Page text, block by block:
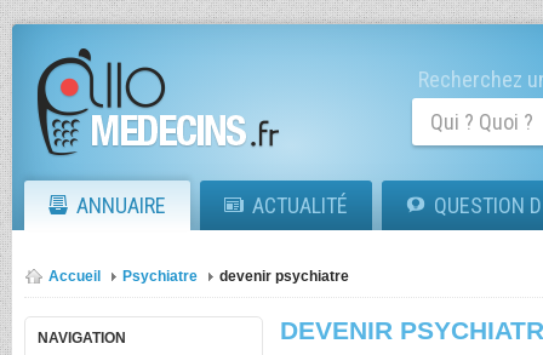
Recherchez
ANNUAIRE ACTUALITÉ QUESTION
Accueil Psychiatre devenir psychiatre
NAVIGATION DEVENIR